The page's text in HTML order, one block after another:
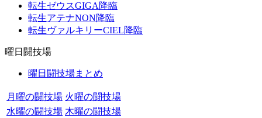
転生ゼウスGIGA降臨
転生アテナNON降臨
転生ヴァルキリーCIEL降臨
曜日闘技場
曜日闘技場まとめ
月曜の闘技場 火曜の闘技場
水曜の闘技場 木曜の闘技場